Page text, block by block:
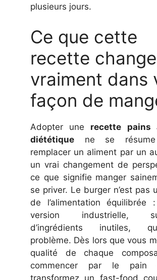
plusieurs jours.
Ce que cette
recette change
vraiment dans
façon de
Adopter une recette pains
diététique ne se
remplacer un aliment par un
un vrai changement de
ce que signifie manger
se priver. Le burger n’est pas
de l’alimentation équilibrée
version industrielle,
d’ingrédients inutiles,
problème. Dès lors que vous
qualité de chaque
commencer par le
transformez un fast-food